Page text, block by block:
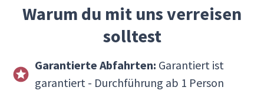
Warum du mit uns verreisen
solltest
Garantierte Abfahrten: Garantiert ist
garantiert - Durchführung ab 1 Person